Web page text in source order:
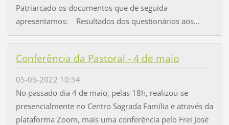
Patriarcado os documentos que de seguida
apresentamos: Resultados dos questionários aos...
Conferência da Pastoral - 4 de maio
05-05-2022 10:54
No passado dia 4 de maio, pelas 18h, realizou-se
presencialmente no Centro Sagrada Família e através da
plataforma Zoom, mais uma conferência pelo Frei José